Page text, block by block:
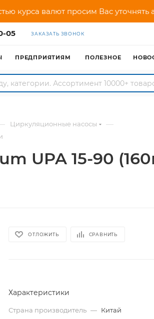
курса валют просим Вас
05 ЗАКАЗАТЬ ЗВОНОК
ПРЕДПРИЯТИЯМ ПОЛЕЗНОЕ
Циркуляционные насосы —
UPA 15-90
ОТЛОЖИТЬ СРАВНИТЬ
Характеристики
Страна производитель — Китай